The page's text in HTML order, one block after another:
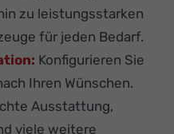
zu leistungsstarken
für jeden Bedarf.
Konfigurieren Sie
Ihren Wünschen.
Ausstattung,
viele weitere